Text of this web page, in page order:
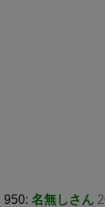
950: 名無しさん